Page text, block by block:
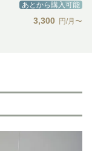
あとから購入可能
3,300 円/月〜